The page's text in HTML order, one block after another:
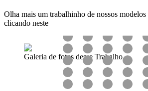
Olha mais um trabalhinho de nossos
clicando neste
Galeria de fotos desse Trabalho